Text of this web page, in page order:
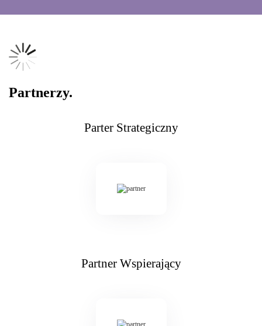
Partnerzy.
Parter Strategiczny
Partner Wspierający